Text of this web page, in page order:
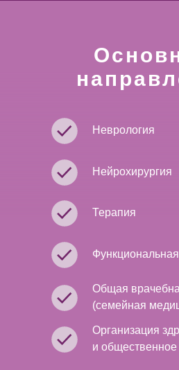
Неврология
Нейрохирургия
Терапия
Организация
и общественное
Общая
(семейная